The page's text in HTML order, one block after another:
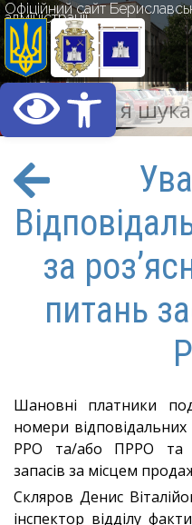
Відкрити
Офіційний сайт
адміністрації
за
питань
Шановні платники
номери відповідальних
РРО та/або ПРРО та
запасів за місцем
Скляров Денис
інспектор відділу